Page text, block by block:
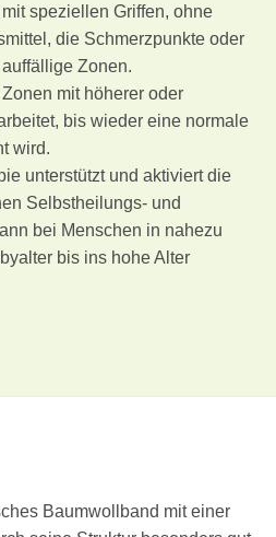
speziellen Griffen, ohne
die Schmerzpunkte oder
Zonen.
mit höherer oder
bis wieder eine normale
wird.
unterstützt und aktiviert die
Selbstheilungs- und
bei Menschen in nahezu
bis ins hohe Alter
Baumwollband mit einer